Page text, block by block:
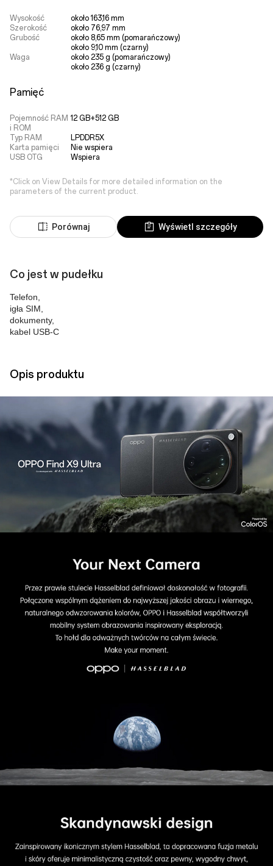
Wysokość
około 163,16 mm
Szerokość
około 76,97 mm
Grubość
około 8,65 mm (pomarańczowy)
około 9,10 mm (czarny)
Waga
około 235 g (pomarańczowy)
około 236 g (czarny)
Pamięć
Pojemność RAM
i ROM
12 GB+512 GB
Typ RAM
LPDDR5X
Karta pamięci
Nie wspiera
USB OTG
Wspiera
*Click on View Details for more detailed information on the
parameters of the current product.
Porównaj Wyświetl szczegóły
Co jest w pudełku
Telefon,
igła SIM,
dokumenty,
kabel USB-C
Opis produktu